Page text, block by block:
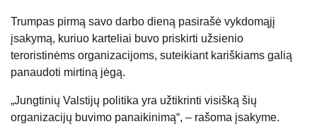
Trumpas pirmą savo darbo dieną pasirašė vykdomąjį
įsakymą, kuriuo karteliai buvo priskirti užsienio
teroristinėms organizacijoms, suteikiant kariškiams galią
panaudoti mirtiną jėgą.
„Jungtinių Valstijų politika yra užtikrinti visišką šių
organizacijų buvimo panaikinimą“, – rašoma įsakyme.